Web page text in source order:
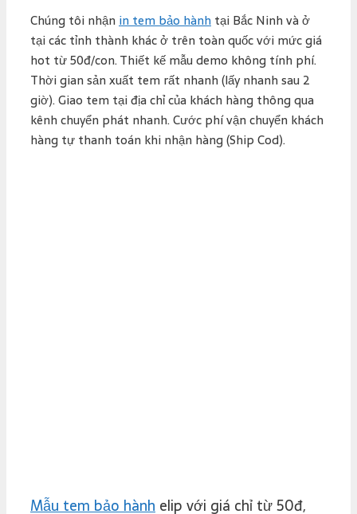
Chúng tôi nhậnin tem bảo hành tại Bắc Ninh và ở
tại các tỉnh thành khác ở trên toàn quốc với mức giá
hot từ 50đ/con. Thiết kế mẫu demo không tính phí.
Thời gian sản xuất tem rất nhanh (lấy nhanh sau 2
giờ). Giao tem tại địa chỉ của khách hàng thông qua
kênh chuyển phát nhanh. Cước phí vận chuyển khách
hàng tự thanh toán khi nhận hàng (Ship Cod).
Mẫu tem bảo hành elip với giá chỉ từ 50đ,